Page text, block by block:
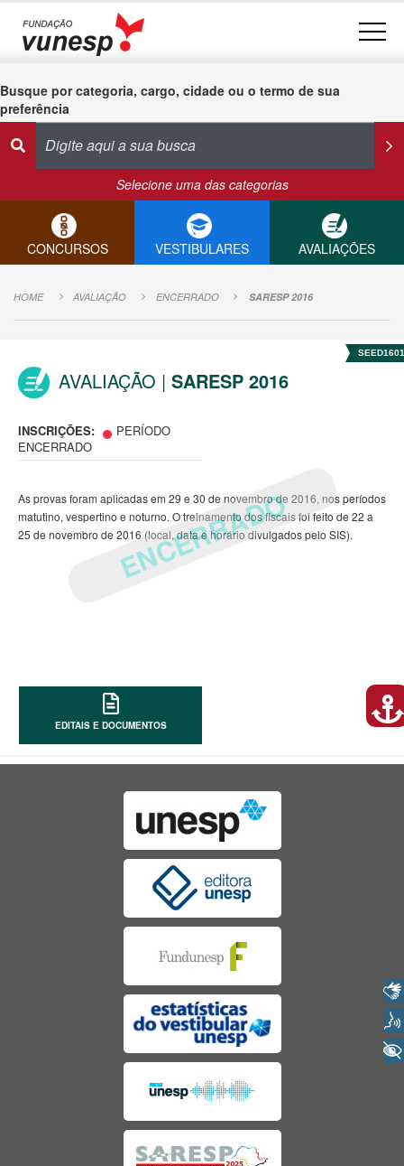
Busque por categoria, cargo, cidade ou o termo de sua
preferência
Selecione uma das categorias
CONCURSOS VESTIBULARES AVALIAÇÕES
HOME AVALIAÇÃO ENCERRADO SARESP 2016
SEED1601
AVALIAÇÃO | SARESP 2016
INSCRIÇÕES:
PERÍODO
ENCERRADO
ENCERRADO
As provas foram aplicadas em 29 e 30 de novembro de 2016, nos períodos
matutino, vespertino e noturno. O treinamento dos fiscais foi feito de 22 a
25 de novembro de 2016 (local, data e horário divulgados pelo SIS).
EDITAIS E DOCUMENTOS
+ Acessibilidade